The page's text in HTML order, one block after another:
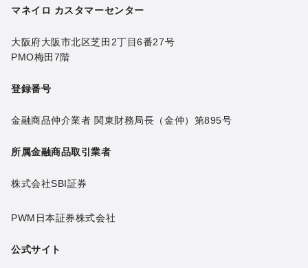
マネイロ カスタマーセンター
大阪府大阪市北区芝田2丁目6番27号
PMO梅田7階
登録番号
金融商品仲介業者 関東財務局長（金仲）第895号
所属金融商品取引業者
株式会社SBI証券
PWM日本証券株式会社
公式サイト